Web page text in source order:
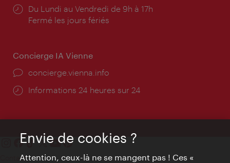
Horaires
d'ouverture:
Du Lundi au Vendredi de 9h à 17h
Fermé les jours fériés
Concierge IA Vienne
Ort:
concierge.vienna.info
Öffnungszeiten:
Informations 24 heures sur 24
Contact
Envie de cookies ?
Attention, ceux-là ne se mangent pas ! Ces «